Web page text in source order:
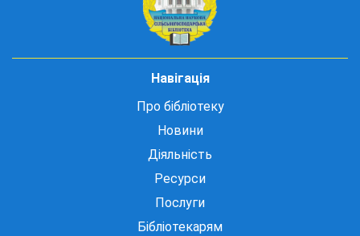
Навігація
Про бібліотеку
Новини
Діяльність
Ресурси
Послуги
Бібліотекарям